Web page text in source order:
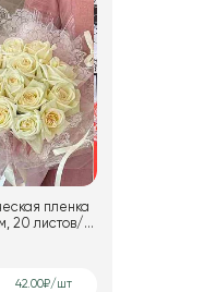
пленка
20 листов/
42.00₽/шт